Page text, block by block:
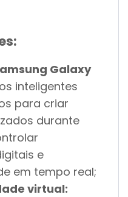
Galaxy
inteligentes
para criar
durante
e
em tempo real;
virtual: